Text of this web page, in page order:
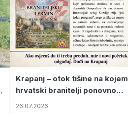
Krapanj – otok tišine na kojem
hrvatski branitelji ponovno
pronalaze mir
26.07.2026